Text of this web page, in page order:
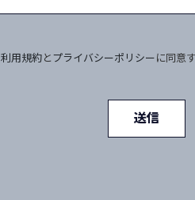
利用規約とプライバシーポリシーに同意
送信